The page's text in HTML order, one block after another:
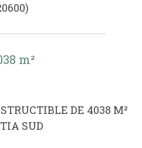
m²
DE 4038 M²
SUD